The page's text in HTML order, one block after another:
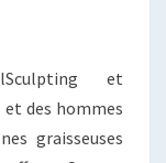
et
des hommes
graisseuses